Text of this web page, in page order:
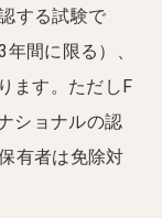
する試験で
間に限る）、
ます。ただしF
ショナルの認
有者は免除対